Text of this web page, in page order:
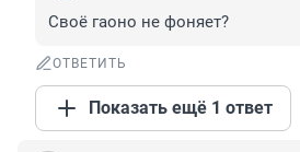
Своё гаоно не фоняет?
ОТВЕТИТЬ
Показать ещё 1 ответ